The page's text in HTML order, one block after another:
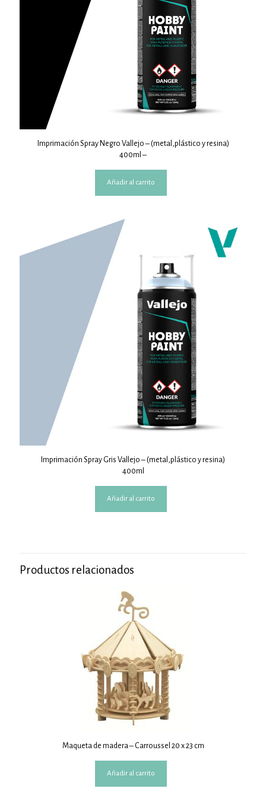
Imprimación Spray Negro Vallejo – (metal,plástico y resina)
400ml –
Añadir al carrito
Imprimación Spray Gris Vallejo – (metal,plástico y resina)
400ml
Añadir al carrito
Productos relacionados
Maqueta de madera – Carroussel 20 x 23 cm
Añadir al carrito